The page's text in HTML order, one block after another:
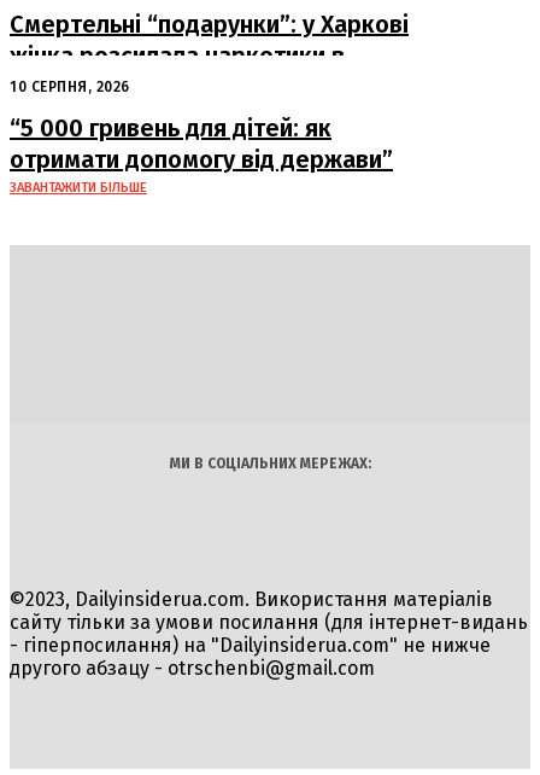
Смертельні “подарунки”: у Харкові
жінка розсилала наркотики в
упаковках
10 СЕРПНЯ, 2026
“5 000 гривень для дітей: як
отримати допомогу від держави”
ЗАВАНТАЖИТИ БІЛЬШЕ
МИ В СОЦІАЛЬНИХ МЕРЕЖАХ:
©2023, Dailyinsiderua.com. Використання матеріалів
сайту тільки за умови посилання (для інтернет-видань
- гіперпосилання) на "Dailyinsiderua.com" не нижче
другого абзацу - otrschenbi@gmail.com